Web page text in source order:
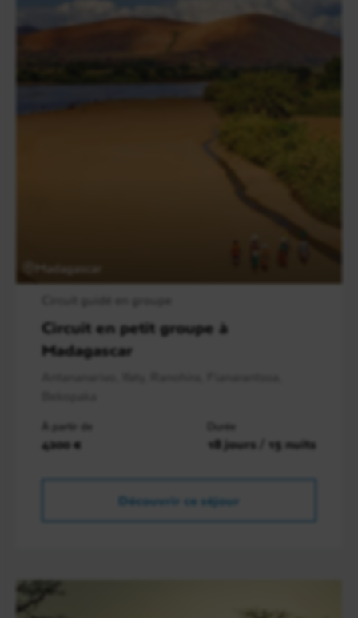
Madagascar
Circuit en petit groupe à
Madagascar
À partir de
4200 €
Durée
18 jours / 15 nuits
Découvrir ce séjour